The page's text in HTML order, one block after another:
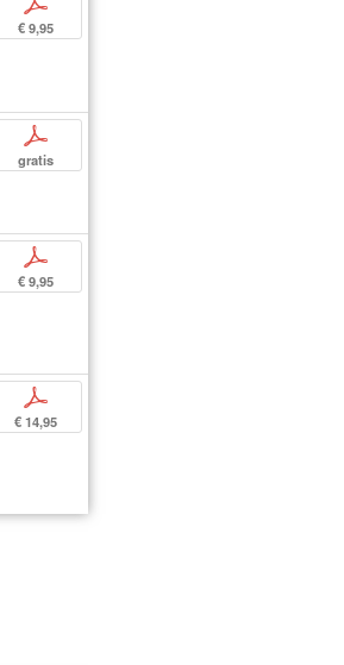
€ 9,95
p
gratis
p
€ 9,95
p
€ 14,95